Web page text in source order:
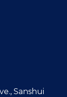
Sanshui